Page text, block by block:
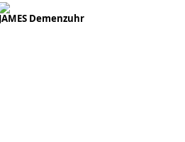
JAMES Demenzuhr